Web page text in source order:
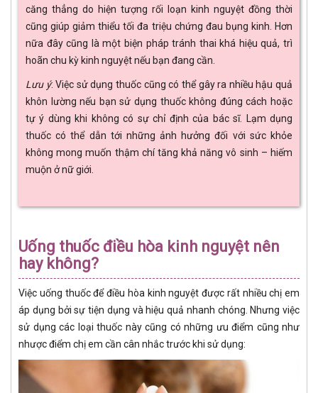
căng thẳng do hiện tượng rối loạn kinh nguyệt đồng thời
cũng giúp giảm thiểu tối đa triệu chứng đau bụng kinh. Hơn
nữa đây cũng là một biện pháp tránh thai khá hiệu quả, trì
hoãn chu kỳ kinh nguyệt nếu bạn đang cần.
Lưu ý: Việc sử dụng thuốc cũng có thể gây ra nhiều hậu quả
khôn lường nếu bạn sử dụng thuốc không đúng cách hoặc
tự ý dùng khi không có sự chỉ định của bác sĩ. Lạm dụng
thuốc có thể dẫn tới những ảnh hưởng đối với sức khỏe
không mong muốn thậm chí tăng khả năng vô sinh – hiếm
muộn ở nữ giới.
Uống thuốc điều hòa kinh nguyệt nên
hay không?
Việc uống thuốc để điều hòa kinh nguyệt được rất nhiều chị em
áp dụng bởi sự tiện dụng và hiệu quả nhanh chóng. Nhưng việc
sử dụng các loại thuốc này cũng có những ưu điểm cũng như
nhược điểm chị em cần cân nhắc trước khi sử dụng: